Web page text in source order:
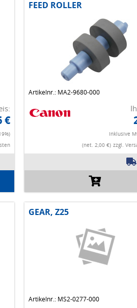
€
FEED ROLLER
Artikelnr.: MA2-9680-000
Inklusive
(net. 2,00 €) zzgl.
GEAR, Z25
Artikelnr.: MS2-0277-000